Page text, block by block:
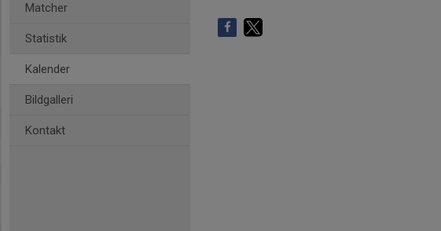
Matcher
Statistik
Kalender
Bildgalleri
Kontakt